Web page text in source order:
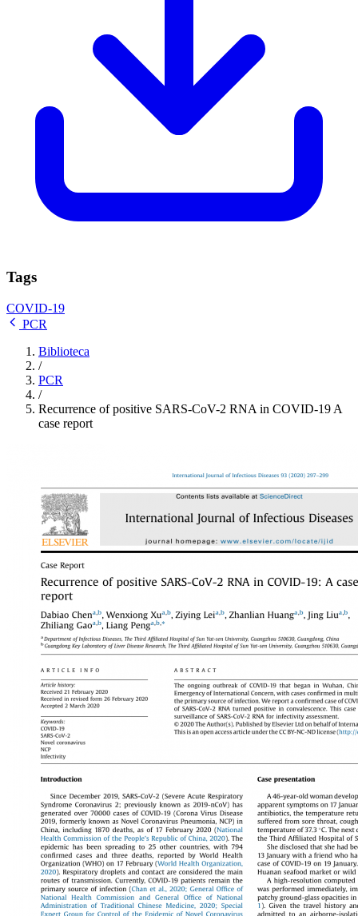
Tags
COVID-19
PCR
Biblioteca
/
PCR
/
Recurrence of positive SARS-CoV-2 RNA in COVID-19 A
case report